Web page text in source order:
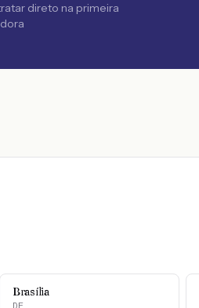
direto na primeira
Brasília
DF